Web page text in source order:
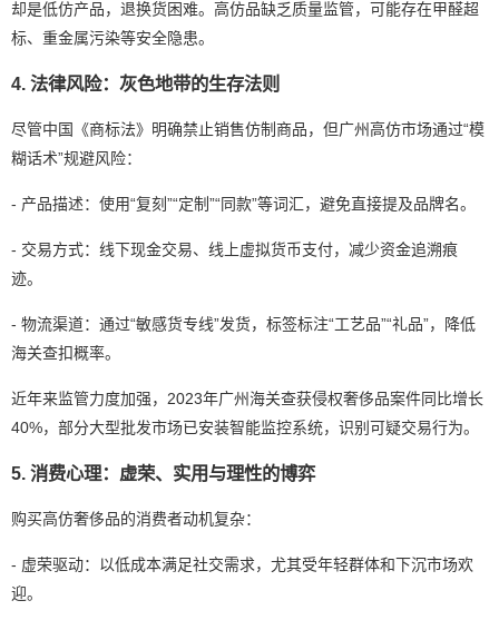
却是低仿产品，退换货困难。高仿品缺乏质量监管，可能存在甲醛超
标、重金属污染等安全隐患。
4. 法律风险：灰色地带的生存法则
尽管中国《商标法》明确禁止销售仿制商品，但广州高仿市场通过“模
糊话术”规避风险：
- 产品描述：使用“复刻”“定制”“同款”等词汇，避免直接提及品牌名。
- 交易方式：线下现金交易、线上虚拟货币支付，减少资金追溯痕
迹。
- 物流渠道：通过“敏感货专线”发货，标签标注“工艺品”“礼品”，降低
海关查扣概率。
近年来监管力度加强，2023年广州海关查获侵权奢侈品案件同比增长
40%，部分大型批发市场已安装智能监控系统，识别可疑交易行为。
5. 消费心理：虚荣、实用与理性的博弈
购买高仿奢侈品的消费者动机复杂：
- 虚荣驱动：以低成本满足社交需求，尤其受年轻群体和下沉市场欢
迎。